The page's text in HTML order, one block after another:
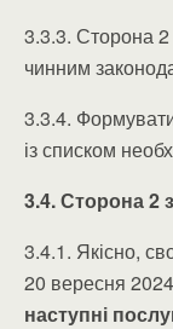
3.3.3. Сторона
чинним
3.3.4.
із списком
3.4. Сторона 2
3.4.1. Якісно,
20 вересня
наступні